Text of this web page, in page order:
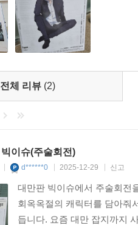
전체 리뷰 (2)
빅이슈(주술회전)
d******0 2025-12-29 신고
대만판 빅이슈에서 주술회전
회옥옥절의 캐릭터를 담아줘
듭니다. 요즘 대만 잡지까지